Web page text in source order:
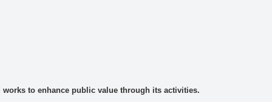
to enhance public value through its activities.